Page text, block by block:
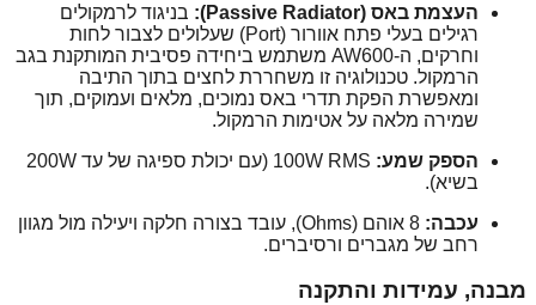
העצמת באס (Passive Radiator):
בניגוד לרמקולים
רגילים בעלי פתח אוורור (Port) שעלולים לצבור לחות
וחרקים, ה-AW600 משתמש ביחידה פסיבית המותקנת בגב
הרמקול. טכנולוגיה זו משחררת לחצים בתוך התיבה
ומאפשרת הפקת תדרי באס נמוכים, מלאים ועמוקים, תוך
שמירה מלאה על אטימות הרמקול.
הספק שמע:
100W RMS (עם יכולת ספיגה של עד 200W
בשיא).
עכבה:
8 אוהם (Ohms), עובד בצורה חלקה ויעילה מול מגוון
רחב של מגברים ורסיברים.
מבנה, עמידות והתקנה